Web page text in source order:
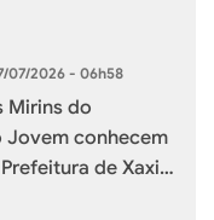
07/2026 - 06h58
Mirins do
Jovem conhecem
de Xaxim